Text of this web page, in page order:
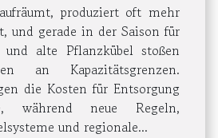
produziert oft mehr
und gerade in der Saison für
alte Pflanzkübel stoßen
an Kapazitätsgrenzen.
die Kosten für Entsorgung
während neue Regeln,
und regionale...